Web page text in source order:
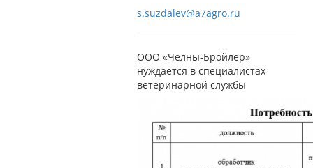
s.suzdalev@a7agro.ru
ООО «Челны-Бройлер»
нуждается в специалистах
ветеринарной службы